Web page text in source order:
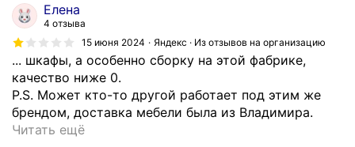
ы
р
з
и
Елена
4 отзыва
15 июня 2024
Яндекс · Из отзывов на организацию
... шкафы, а особенно сборку на этой фабрике,
качество ниже 0.
Р.S. Может кто-то другой работает под этим же
брендом, доставка мебели была из Владимира.
Читать ещёС